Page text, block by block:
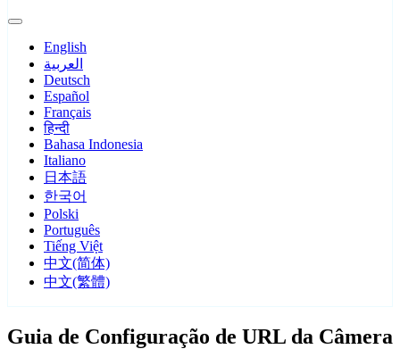
English
العربية
Deutsch
Español
Français
हिन्दी
Bahasa Indonesia
Italiano
日本語
한국어
Polski
Português
Tiếng Việt
中文(简体)
中文(繁體)
Guia de Configuração de URL da Câmera